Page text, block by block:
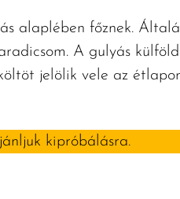
alaplében főznek.
A gulyás
jelölik vele az
kipróbálásra.